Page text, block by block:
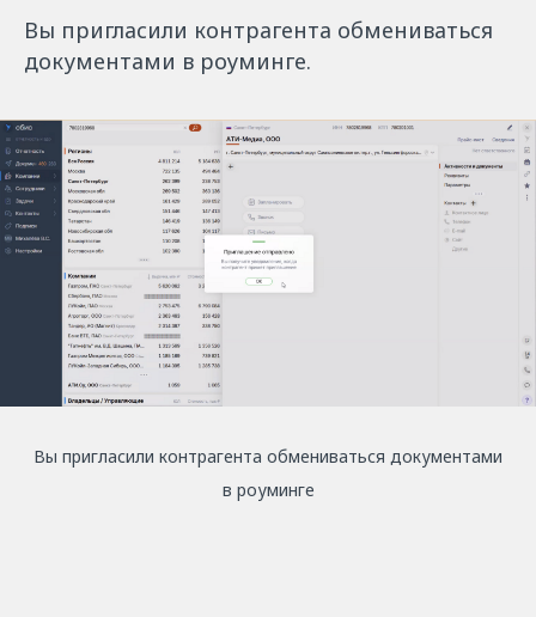
Вы пригласили контрагента обмениваться
документами в роуминге.
Вы пригласили контрагента обмениваться документами
в роуминге